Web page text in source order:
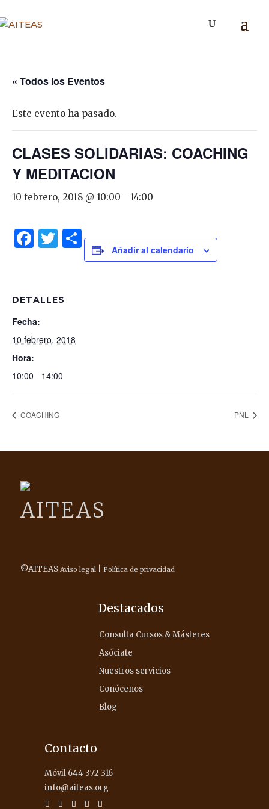
« Todos los Eventos
Este evento ha pasado.
CLASES SOLIDARIAS: COACHING
Y MEDITACION
10 febrero, 2018 @ 10:00 - 14:00
Facebook
Twitter
ShareAñadir al calendario
DETALLES
Fecha:
10 febrero, 2018
Hora:
10:00 - 14:00
COACHING PNL
AITEAS
©AITEAS Aviso legal| Política de privacidad
Destacados
Consulta Cursos & Másteres
Asóciate
Nuestros servicios
Conócenos
Blog
Contacto
Móvil 644 372 316
info@aiteas.org